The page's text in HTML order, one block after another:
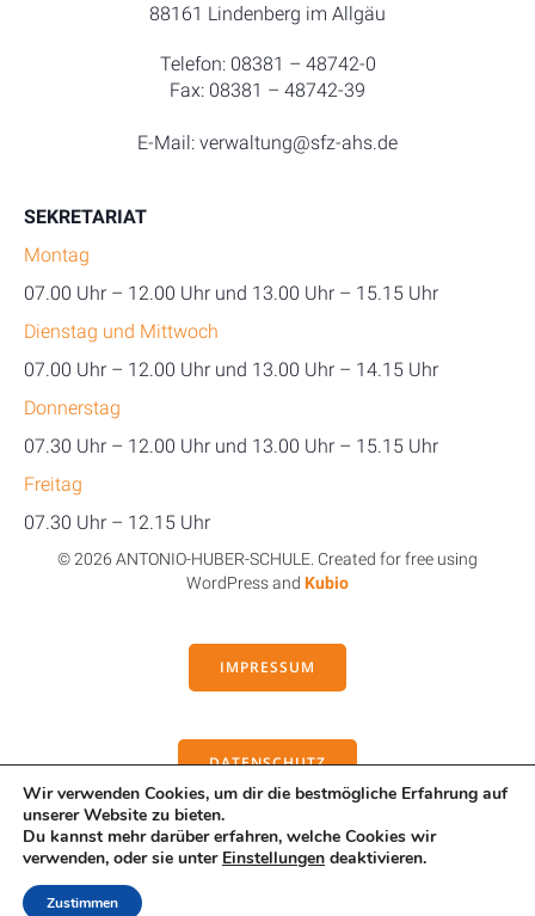
88161 Lindenberg im Allgäu
Telefon: 08381 – 48742-0
Fax: 08381 – 48742-39
E-Mail: verwaltung@sfz-ahs.de
SEKRETARIAT
Montag
07.00 Uhr – 12.00 Uhr und 13.00 Uhr – 15.15 Uhr
Dienstag und Mittwoch
07.00 Uhr – 12.00 Uhr und 13.00 Uhr – 14.15 Uhr
Donnerstag
07.30 Uhr – 12.00 Uhr und 13.00 Uhr – 15.15 Uhr
Freitag
07.30 Uhr – 12.15 Uhr
© 2026 ANTONIO-HUBER-SCHULE. Created for free using
WordPress and Kubio
IMPRESSUM
DATENSCHUTZ
KONTAKT
Wir verwenden Cookies, um dir die bestmögliche Erfahrung auf
unserer Website zu bieten.
Du kannst mehr darüber erfahren, welche Cookies wir
verwenden, oder sie unter Einstellungen deaktivieren.
Zustimmen